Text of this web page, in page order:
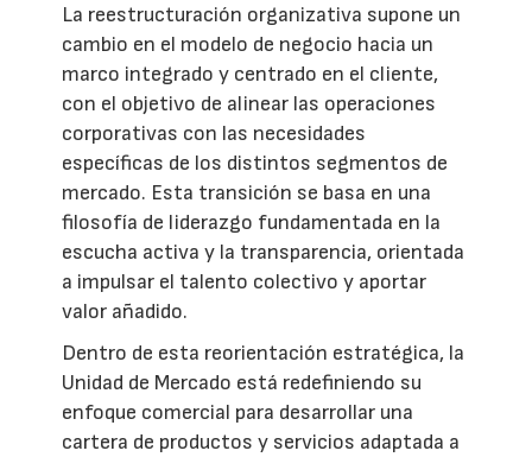
La reestructuración organizativa supone un
cambio en el modelo de negocio hacia un
marco integrado y centrado en el cliente,
con el objetivo de alinear las operaciones
corporativas con las necesidades
específicas de los distintos segmentos de
mercado. Esta transición se basa en una
filosofía de liderazgo fundamentada en la
escucha activa y la transparencia, orientada
a impulsar el talento colectivo y aportar
valor añadido.
Dentro de esta reorientación estratégica, la
Unidad de Mercado está redefiniendo su
enfoque comercial para desarrollar una
cartera de productos y servicios adaptada a